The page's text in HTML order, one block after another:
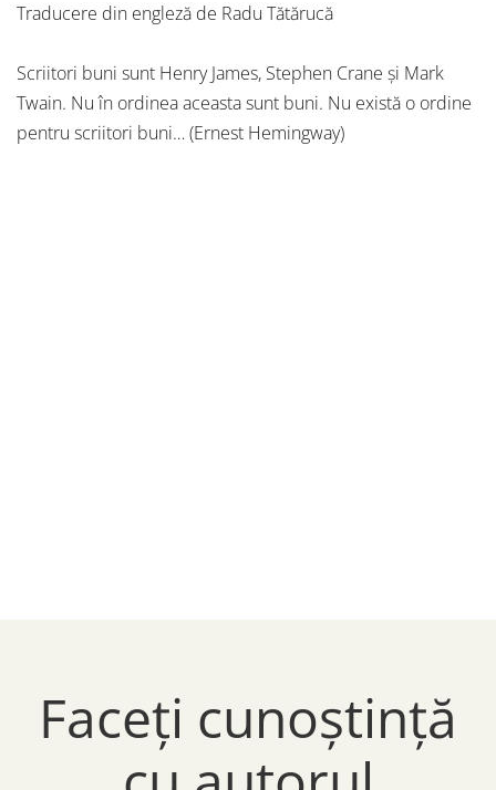
Traducere din engleză de Radu Tătărucă
Scriitori buni sunt Henry James, Stephen Crane și Mark
Twain. Nu în ordinea aceasta sunt buni. Nu există o ordine
pentru scriitori buni… (Ernest Hemingway)
Faceți cunoștință